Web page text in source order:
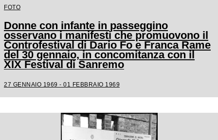
FOTO
Donne con infante in passeggino
osservano i manifesti che promuovono il
Controfestival di Dario Fo e Franca Rame
del 30 gennaio, in concomitanza con il
XIX Festival di Sanremo
27 GENNAIO 1969 - 01 FEBBRAIO 1969